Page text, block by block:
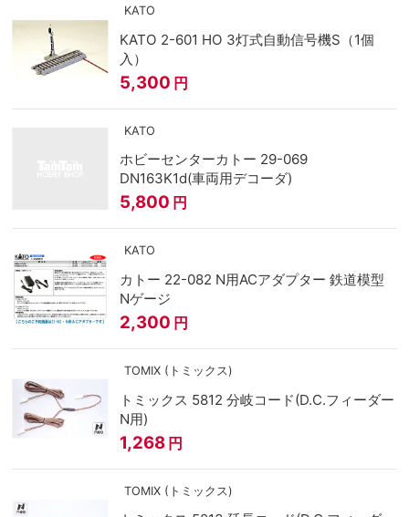
KATO
KATO 2-601 HO 3灯式自動信号機S（1個
入）
5,300 円
KATO
ホビーセンターカトー 29-069
DN163K1d(車両用デコーダ)
5,800 円
KATO
カトー 22-082 N用ACアダプター 鉄道模型
Nゲージ
2,300 円
TOMIX (トミックス)
トミックス 5812 分岐コード(D.C.フィーダー
N用)
1,268 円
TOMIX (トミックス)